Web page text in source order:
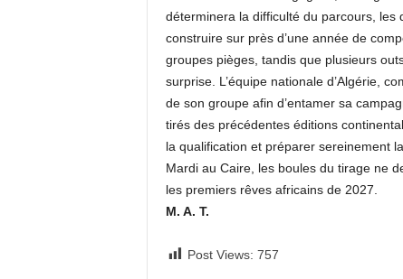
déterminera la difficulté du parcours, les
construire sur près d’une année de
groupes pièges, tandis que plusieurs
surprise. L’équipe nationale d’Algérie,
de son groupe afin d’entamer sa
tirés des précédentes éditions
la qualification et préparer sereinement
Mardi au Caire, les boules du tirage ne
les premiers rêves africains de 2027.
M. A. T.
Post Views: 757